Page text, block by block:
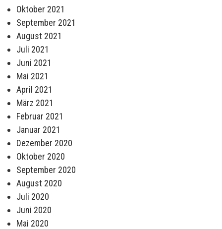
Oktober 2021
September 2021
August 2021
Juli 2021
Juni 2021
Mai 2021
April 2021
März 2021
Februar 2021
Januar 2021
Dezember 2020
Oktober 2020
September 2020
August 2020
Juli 2020
Juni 2020
Mai 2020